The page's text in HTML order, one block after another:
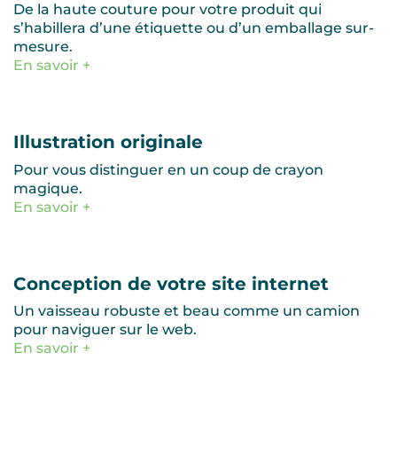
De la haute couture pour votre produit qui
s’habillera d’une étiquette ou d’un emballage sur-
mesure.
En savoir +
Illustration originale
Pour vous distinguer en un coup de crayon
magique.
En savoir +
Conception de votre site internet
Un vaisseau robuste et beau comme un camion
pour naviguer sur le web.
En savoir +